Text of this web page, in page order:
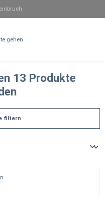
13 Produkte
filtern